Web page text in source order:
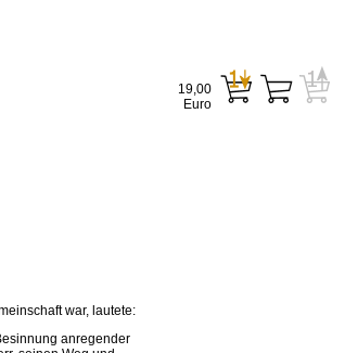
war, lautete:
anregender
19,00
Euro